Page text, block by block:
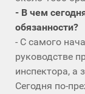
- В чем
обязанности?
- С самого
руководстве
инспектора, а
Сегодня по-